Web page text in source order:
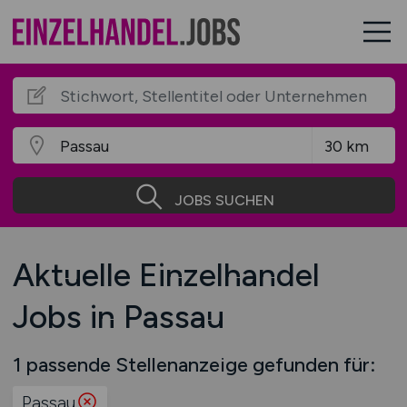
JOBS SUCHEN
Aktuelle Einzelhandel
Jobs in Passau
1 passende Stellenanzeige gefunden für:
Passau